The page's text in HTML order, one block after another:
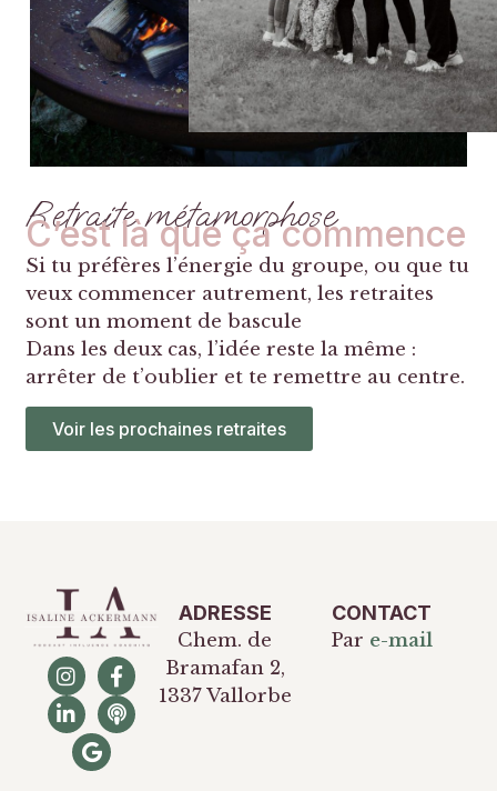
Retraite métamorphose
C’est là que ça commence
Si tu préfères l’énergie du groupe, ou que tu
veux commencer autrement, les retraites
sont un moment de bascule
Dans les deux cas, l’idée reste la même :
arrêter de t’oublier et te remettre au centre.
Voir les prochaines retraites
ADRESSE
Chem. de
Bramafan 2,
1337 Vallorbe
CONTACT
Par e-mail